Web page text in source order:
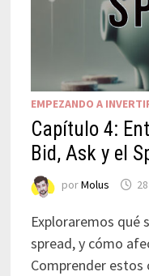
EMPEZANDO A
Capítulo 4:
Bid, Ask y el
porMolus
Exploraremos qué
spread, y cómo
Comprender estos